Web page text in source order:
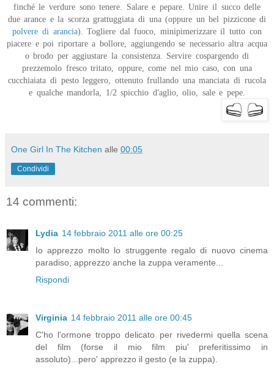
finché le verdure sono tenere. Salare e pepare. Unire il succo delle
due arance e la scorza grattuggiata di una (oppure un bel pizzicone di
polvere di arancia). Togliere dal fuoco, minipimerizzare il tutto con
piacere e poi riportare a bollore, aggiungendo se necessario altra acqua
o brodo per aggiustare la consistenza. Servire cospargendo di
prezzemolo fresco tritato, oppure, come nel mio caso, con una
cucchiaiata di pesto leggero, ottenuto frullando una manciata di rucola
e qualche mandorla, 1/2 spicchio d'aglio, olio, sale e pepe.
One Girl In The Kitchen alle 00:05
Condividi
14 commenti:
Lydia 14 febbraio 2011 alle ore 00:25
Io apprezzo molto lo struggente regalo di nuovo cinema
paradiso, apprezzo anche la zuppa veramente...
Rispondi
Virginia 14 febbraio 2011 alle ore 00:45
C'ho l'ormone troppo delicato per rivedermi quella scena
del film (forse il mio film piu' preferitissimo in
assoluto)...pero' apprezzo il gesto (e la zuppa).